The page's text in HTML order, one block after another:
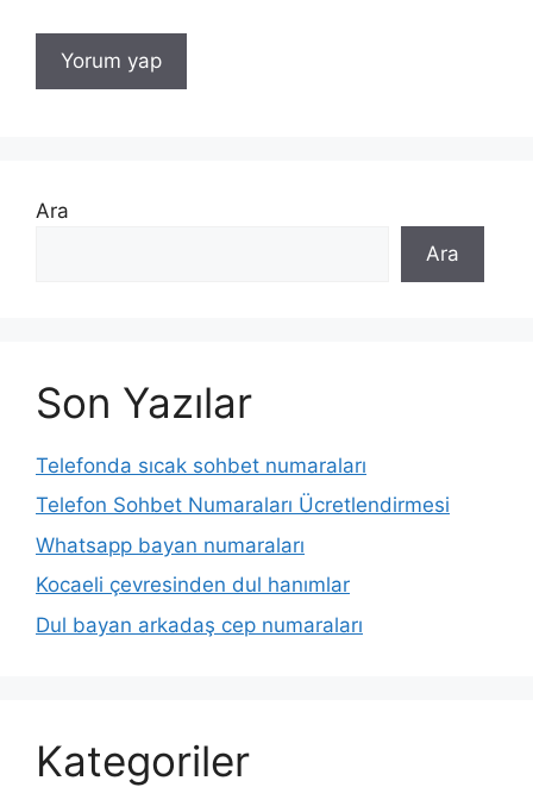
Ara
Ara
Son Yazılar
Telefonda sıcak sohbet numaraları
Telefon Sohbet Numaraları Ücretlendirmesi
Whatsapp bayan numaraları
Kocaeli çevresinden dul hanımlar
Dul bayan arkadaş cep numaraları
Kategoriler